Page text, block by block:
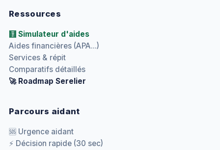
Ressources
🧮 Simulateur d'aides
Aides financières (APA...)
Services & répit
Comparatifs détaillés
🚀 Roadmap Serelier
Parcours aidant
🆘 Urgence aidant
⚡ Décision rapide (30 sec)